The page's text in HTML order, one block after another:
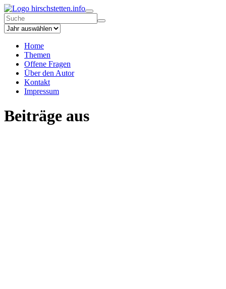
hirschstetten.info
Home
Themen
Offene Fragen
Über den Autor
Kontakt
Impressum
Beiträge aus